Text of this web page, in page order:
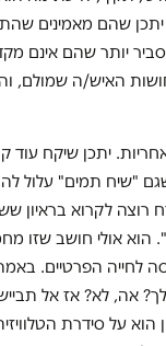
שהם מאמינים
יותר שהם אינם
האיש/ה שמולם,
יתכן שיקח עוד קצת
"שיח תמים" עלול
לקרוא בראיון
אולי חושב שזו
הפרטיים. באמת?
אה, לא? אז אל תבייש
על סידרת הטלוויזיה